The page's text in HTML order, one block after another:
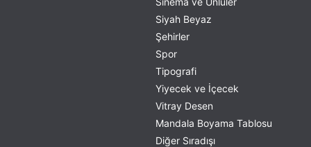
Siyah Beyaz
Şehirler
Spor
Tipografi
Yiyecek ve İçecek
Vitray Desen
Mandala Boyama Tablosu
Diğer Sıradışı